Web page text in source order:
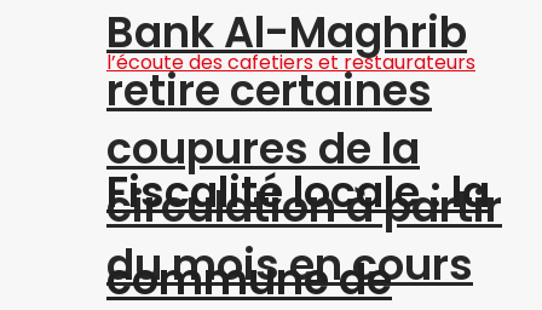
Bank Al-Maghrib
retire certaines
coupures de la
circulation à partir
du mois en cours
Fiscalité locale : la
commune de